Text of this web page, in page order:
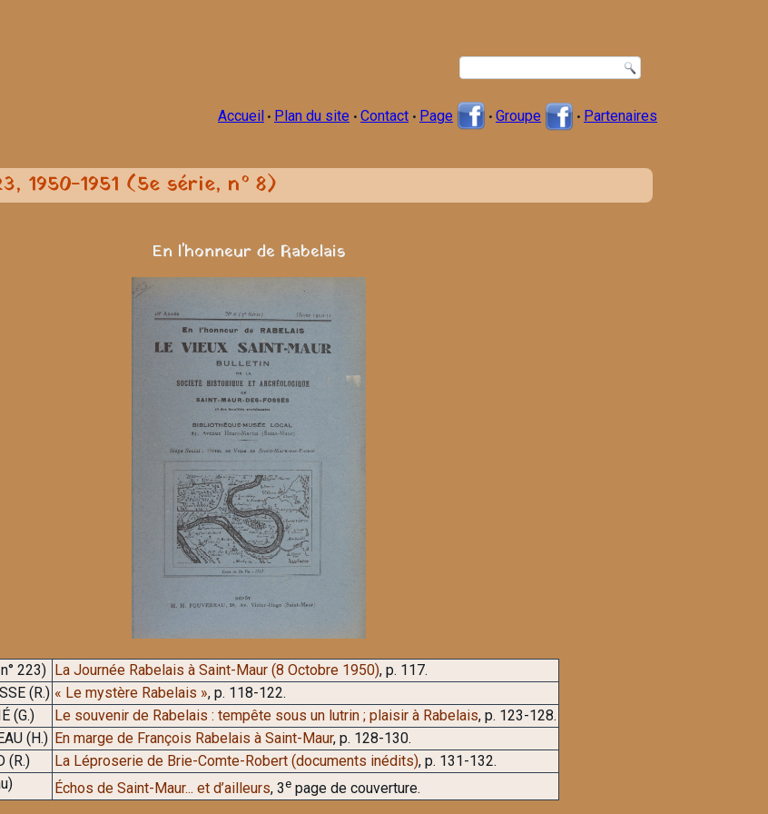
Accueil • Plan du site • Contact • Page • Groupe • Partenaires
1950-1951 (5e série, n° 8)
En l'honneur de Rabelais
223) La Journée Rabelais à Saint-Maur (8 Octobre 1950), p. 117.
(R.) « Le mystère Rabelais », p. 118-122.
(G.)
Le souvenir de Rabelais : tempête sous un lutrin ; plaisir à Rabelais, p. 123-128.
(H.) En marge de François Rabelais à Saint-Maur, p. 128-130.
(R.)
La Léproserie de Brie-Comte-Robert (documents inédits), p. 131-132.
Échos de Saint-Maur... et d’ailleurs, 3e page de couverture.